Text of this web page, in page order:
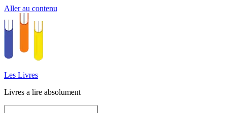
Aller au contenu
Les Livres
Livres a lire absolument